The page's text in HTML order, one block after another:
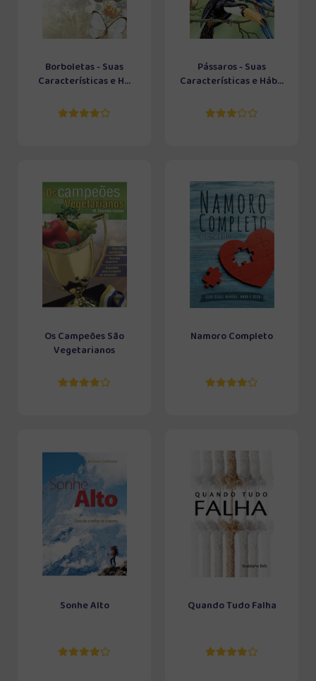
Borboletas - Suas
Características e H...
Pássaros - Suas
Características e Háb...
Os Campeões São
Vegetarianos
Namoro Completo
Sonhe Alto Quando Tudo Falha